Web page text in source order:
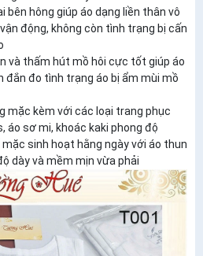
bên hông giúp áo dạng liền thân vô
động, không còn tình trạng bị cấn
và thấm hút mồ hôi cực tốt giúp áo
đắn đo tình trạng áo bị ẩm mùi mồ
mặc kèm với các loại trang phục
áo sơ mi, khoác kaki phong độ
sinh hoạt hằng ngày với áo thun
dày và mềm mịn vừa phải